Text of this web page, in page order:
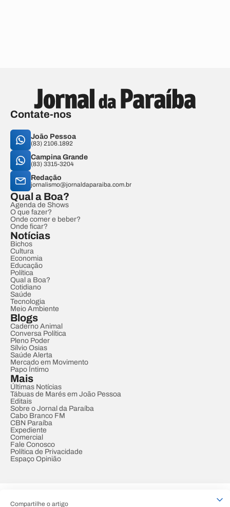
Compartilhe o artigo
Contate-nos
João Pessoa
(83) 2106.1892
Campina Grande
(83) 3315-3204
Redação
jornalismo@jornaldaparaiba.com.br
Qual a Boa?
Agenda de Shows
O que fazer?
Onde comer e beber?
Onde ficar?
Notícias
Bichos
Cultura
Economia
Educação
Política
Qual a Boa?
Cotidiano
Saúde
Tecnologia
Meio Ambiente
Blogs
Caderno Animal
Conversa Política
Pleno Poder
Sílvio Osias
Saúde Alerta
Mercado em Movimento
Papo Íntimo
Mais
Últimas Notícias
Tábuas de Marés em João Pessoa
Editais
Sobre o Jornal da Paraíba
Cabo Branco FM
CBN Paraíba
Expediente
Comercial
Fale Conosco
Política de Privacidade
Espaço Opinião